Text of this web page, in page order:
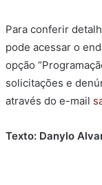
Para conferir
pode acessar o
opção
solicitações e
através do e-mail
Texto: Danylo